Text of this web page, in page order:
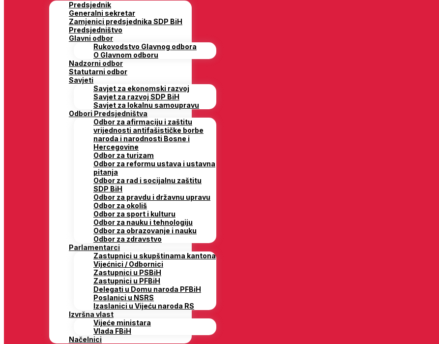
Predsjednik
Generalni sekretar
Zamjenici predsjednika SDP BiH
Predsjedništvo
Glavni odbor
Rukovodstvo Glavnog odbora
O Glavnom odboru
Nadzorni odbor
Statutarni odbor
Savjeti
Savjet za ekonomski razvoj
Savjet za razvoj SDP BiH
Savjet za lokalnu samoupravu
Odbori Predsjedništva
Odbor za afirmaciju i zaštitu
vrijednosti antifašističke borbe
naroda i narodnosti Bosne i
Hercegovine
Odbor za turizam
Odbor za reformu ustava i ustavna
pitanja
Odbor za rad i socijalnu zaštitu
SDP BiH
Odbor za pravdu i državnu upravu
Odbor za okoliš
Odbor za sport i kulturu
Odbor za nauku i tehnologiju
Odbor za obrazovanje i nauku
Odbor za zdravstvo
Parlamentarci
Zastupnici u skupštinama kantona
Vijećnici / Odbornici
Zastupnici u PSBiH
Zastupnici u PFBiH
Delegati u Domu naroda PFBiH
Poslanici u NSRS
Izaslanici u Vijeću naroda RS
Izvršna vlast
Vijeće ministara
Vlada FBiH
Načelnici